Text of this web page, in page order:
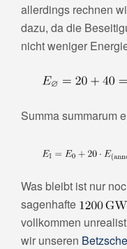
allerdings rechnen
dazu, da die
nicht weniger
Summa summarum
Was bleibt ist nur
sagenhafte
vollkommen
wir unseren